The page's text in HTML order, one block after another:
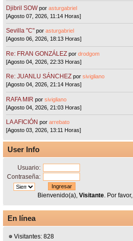
Djibril SOW porasturgabriel
[Agosto 07, 2026, 11:14 Horas]
Sevilla "C"porasturgabriel
[Agosto 06, 2026, 18:13 Horas]
Re: FRAN GONZÁLEZ pordrodgom
[Agosto 04, 2026, 22:33 Horas]
Re: JUANLU SÁNCHEZ porsivigliano
[Agosto 04, 2026, 21:14 Horas]
RAFA MIR porsivigliano
[Agosto 04, 2026, 21:03 Horas]
LA AFICIÓN porarrebato
[Agosto 03, 2026, 13:11 Horas]
User Info
Usuario:
Contraseña:
Bienvenido(a), Visitante. Por favor,
En línea
Visitantes: 828